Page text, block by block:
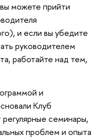
можете прийти
и если вы убедите
руководителем
работайте над тем,
и
Клуб
семинары,
проблем и опыта